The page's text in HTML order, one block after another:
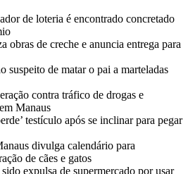
de loteria é encontrado concretado
obras de creche e anuncia entrega para
suspeito de matar o pai a marteladas
contra tráfico de drogas e
Manaus
testículo após se inclinar para pegar
divulga calendário para
de cães e gatos
expulsa de supermercado por usar